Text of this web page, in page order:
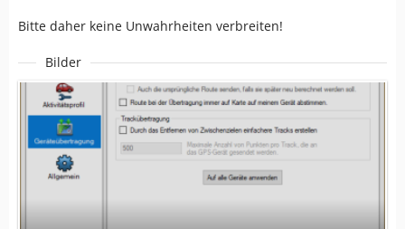
Bitte daher keine Unwahrheiten verbreiten!
Bilder